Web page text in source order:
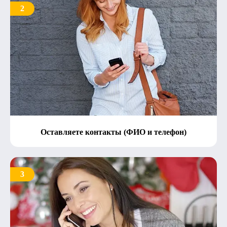
2
Оставляете контакты (ФИО и телефон)
3